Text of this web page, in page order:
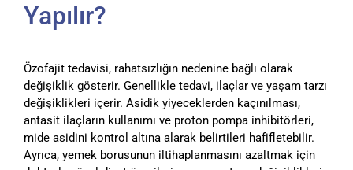
Yapılır?
Özofajit tedavisi, rahatsızlığın nedenine bağlı olarak
değişiklik gösterir. Genellikle tedavi, ilaçlar ve yaşam tarzı
değişiklikleri içerir. Asidik yiyeceklerden kaçınılması,
antasit ilaçların kullanımı ve proton pompa inhibitörleri,
mide asidini kontrol altına alarak belirtileri hafifletebilir.
Ayrıca, yemek borusunun iltihaplanmasını azaltmak için